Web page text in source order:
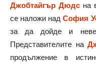
Джобтайгър Дюдс на
се наложи надСофия
за да дойде и
Представителите на
продължение в